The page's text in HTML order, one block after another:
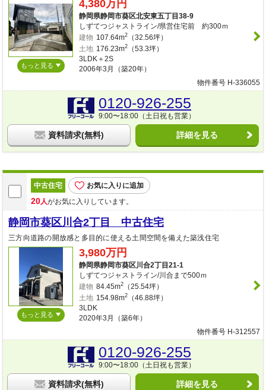
もっと見る
4,380万円
静岡県静岡市葵区北安東五丁目38-9
しずてつジャストライン/県営住宅前 約300ｍ
建物 107.64m2（32.56坪）
土地 176.23m2（53.3坪）
3LDK＋2S
2006年3月（築20年）
物件番号 H-336055
0120-926-255
9:00〜18:00（土日祝も営業）
資料請求(無料) 詳細を見る
中古住宅 お気に入りに追加
20人がお気に入りしています。
静岡市葵区川合2丁目 中古住宅
三方向道路の開放感と多目的に使える土間空間を備えた築浅住宅
もっと見る
3,980万円
静岡県静岡市葵区川合2丁目21-1
しずてつジャストライン/川合まで500ｍ
建物 84.45m2（25.54坪）
土地 154.98m2（46.88坪）
3LDK
2020年3月（築6年）
物件番号 H-312557
0120-926-255
9:00〜18:00（土日祝も営業）
資料請求(無料) 詳細を見る